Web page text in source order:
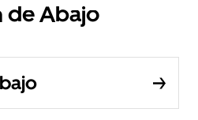
de Abajo